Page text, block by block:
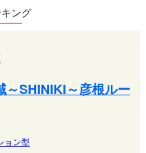
ング
～SHINIKI～彦根ルー
ョン型